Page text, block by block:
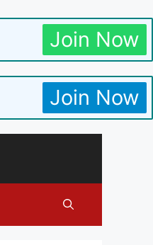
Join Now
Join Now